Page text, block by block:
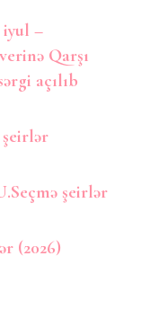
–
Qarşı
açılıb
şeirlər
(2026)